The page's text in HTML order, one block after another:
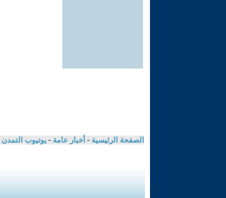
الصفحة الرئيسية - أخبار عامة - يوتيوب التمدن